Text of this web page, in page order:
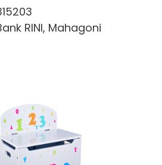
RINI, Mahagoni